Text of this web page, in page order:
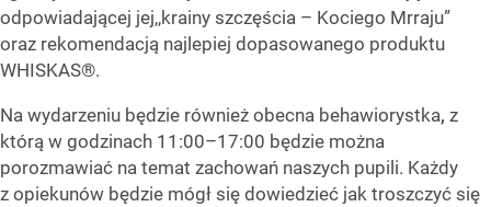
odpowiadającej jej,,krainy szczęścia – Kociego Mrraju”
oraz rekomendacją najlepiej dopasowanego produktu
WHISKAS®.
Na wydarzeniu będzie również obecna behawiorystka, z
którą w godzinach 11:00–17:00 będzie można
porozmawiać na temat zachowań naszych pupili. Każdy
z opiekunów będzie mógł się dowiedzieć jak troszczyć się